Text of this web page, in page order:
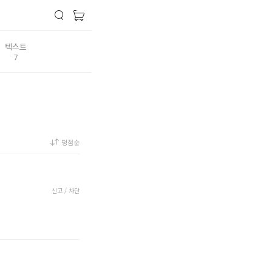
텍스트
7
평점순
신고 / 차단